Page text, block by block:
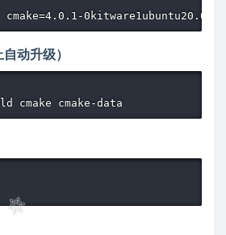
动升级）
cmake cmake-data